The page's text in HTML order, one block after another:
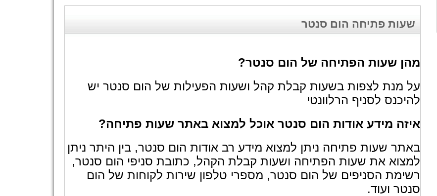
שעות פתיחה הום סנטר
מהן שעות הפתיחה של הום סנטר?
על מנת לצפות בשעות קבלת קהל ושעות הפעילות של הום סנטר יש
להיכנס לסניף הרלוונטי
איזה מידע אודות הום סנטר אוכל למצוא באתר שעות פתיחה?
באתר שעות פתיחה ניתן למצוא מידע רב אודות הום סנטר, בין היתר ניתן
למצוא את שעות הפתיחה ושעות קבלת הקהל, כתובת סניפי הום סנטר,
רשימת הסניפים של הום סנטר, מספרי טלפון שירות לקוחות של הום
סנטר ועוד.